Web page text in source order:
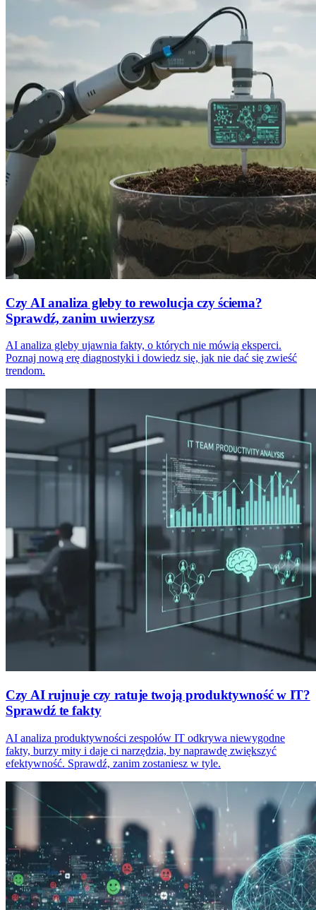
Czy AI analiza gleby to rewolucja czy ściema?
Sprawdź, zanim uwierzysz
AI analiza gleby ujawnia fakty, o których nie mówią eksperci.
Poznaj nową erę diagnostyki i dowiedz się, jak nie dać się zwieść
trendom.
Czy AI rujnuje czy ratuje twoją produktywność w IT?
Sprawdź te fakty
AI analiza produktywności zespołów IT odkrywa niewygodne
fakty, burzy mity i daje ci narzędzia, by naprawdę zwiększyć
efektywność. Sprawdź, zanim zostaniesz w tyle.